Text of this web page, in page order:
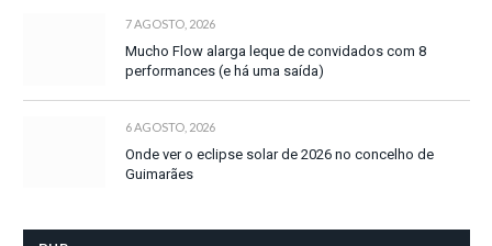
7 AGOSTO, 2026
Mucho Flow alarga leque de convidados com 8
performances (e há uma saída)
6 AGOSTO, 2026
Onde ver o eclipse solar de 2026 no concelho de
Guimarães